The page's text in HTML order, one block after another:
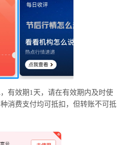
有效期1天，请在有效期内及时使
消费支付均可抵扣，但转账不可抵